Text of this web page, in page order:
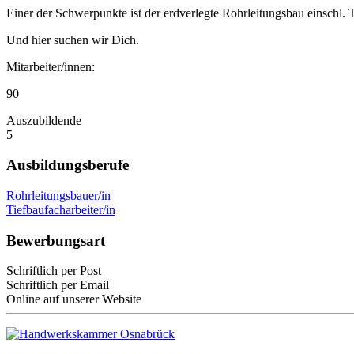
Einer der Schwerpunkte ist der erdverlegte Rohrleitungsbau einschl.
Und hier suchen wir Dich.
Mitarbeiter/innen:
90
Auszubildende
5
Ausbildungsberufe
Rohrleitungsbauer/in
Tiefbaufacharbeiter/in
Bewerbungsart
Schriftlich per Post
Schriftlich per Email
Online auf unserer Website